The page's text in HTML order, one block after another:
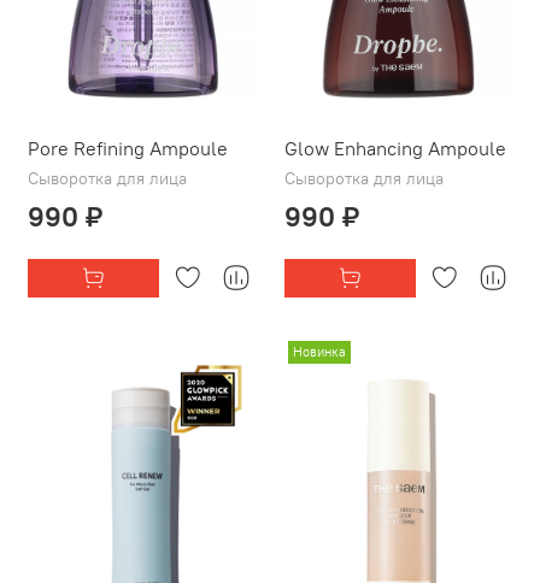
Pore Refining Ampoule
Сыворотка для лица
990 ₽
Glow Enhancing Ampoule
Сыворотка для лица
990 ₽
Новинка